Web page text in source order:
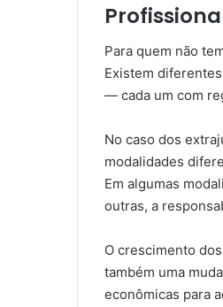
Para quem não
Existem
— cada um com
No caso dos
modalidades
Em algumas
outras, a
O crescimento
também uma
econômicas para